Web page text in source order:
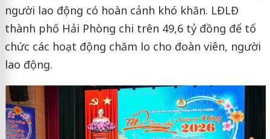
người lao động có hoàn cảnh khó khăn. LĐLĐ
thành phố Hải Phòng chi trên 49,6 tỷ đồng để tổ
chức các hoạt động chăm lo cho đoàn viên, người
lao động.